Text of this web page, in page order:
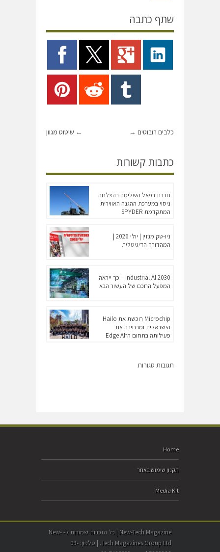
שתף כתבה
← שיטוט מגוון כלבים רובוטים →
כתבות קשורות
חברת רפאל השלימה בהצלחה
ניסוי במערכת ההגנה האווירית
המתקדמת SPYDER
ניו-טק מגזין | יולי 2026 |
המהדורה הדיגיטלית
Industrial AI 2030 – כך ייראה
המפעל החכם של העשור הבא
Microchip רוכשת את Hailo
הישראלית ומרחיבה את
פעילותה בתחום ה־Edge AI
תגובות סגורות
Home
תקנון שימוש באתר
Media Kit
New-Tech Magazine | כל הזכויות שמורות ל- New-
Tech Magazines Group Ltd. | טלפון: 09-